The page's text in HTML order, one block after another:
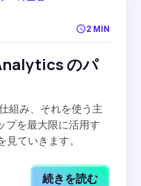
2 MIN
のパ
組み、それを使う主
プを最大限に活用す
ていきます。
続きを読む